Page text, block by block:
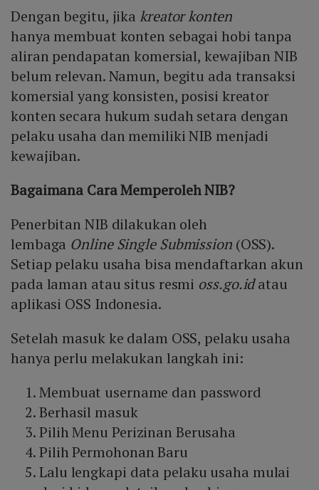
Dengan begitu, jika kreator konten
hanya membuat konten sebagai hobi tanpa
aliran pendapatan komersial, kewajiban NIB
belum relevan. Namun, begitu ada transaksi
komersial yang konsisten, posisi kreator
konten secara hukum sudah setara dengan
pelaku usaha dan memiliki NIB menjadi
kewajiban.
Bagaimana Cara Memperoleh NIB?
Penerbitan NIB dilakukan oleh
lembaga Online Single Submission (OSS).
Setiap pelaku usaha bisa mendaftarkan akun
pada laman atau situs resmi oss.go.idatau
aplikasi OSS Indonesia.
Setelah masuk ke dalam OSS, pelaku usaha
hanya perlu melakukan langkah ini:
Membuat username dan password
Berhasil masuk
Pilih Menu Perizinan Berusaha
Pilih Permohonan Baru
Lalu lengkapi data pelaku usaha mulai